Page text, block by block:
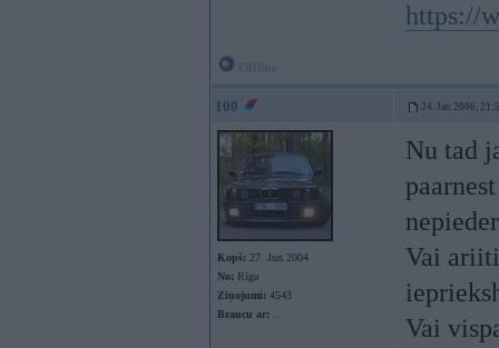
https://
100 24. Jan 2006,
Kopš: 27. Jun 2004
No: Rīga
Ziņojumi: 4543
Braucu ar:
Nu tad
Vai
Vai